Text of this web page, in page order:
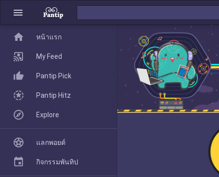
menu
home
Pantip Pick
home หน้าแรก
My Feed
Pantip Pick
Pantip Hitz
Explore
แลกพอยต์
กิจกรรมพันทิป